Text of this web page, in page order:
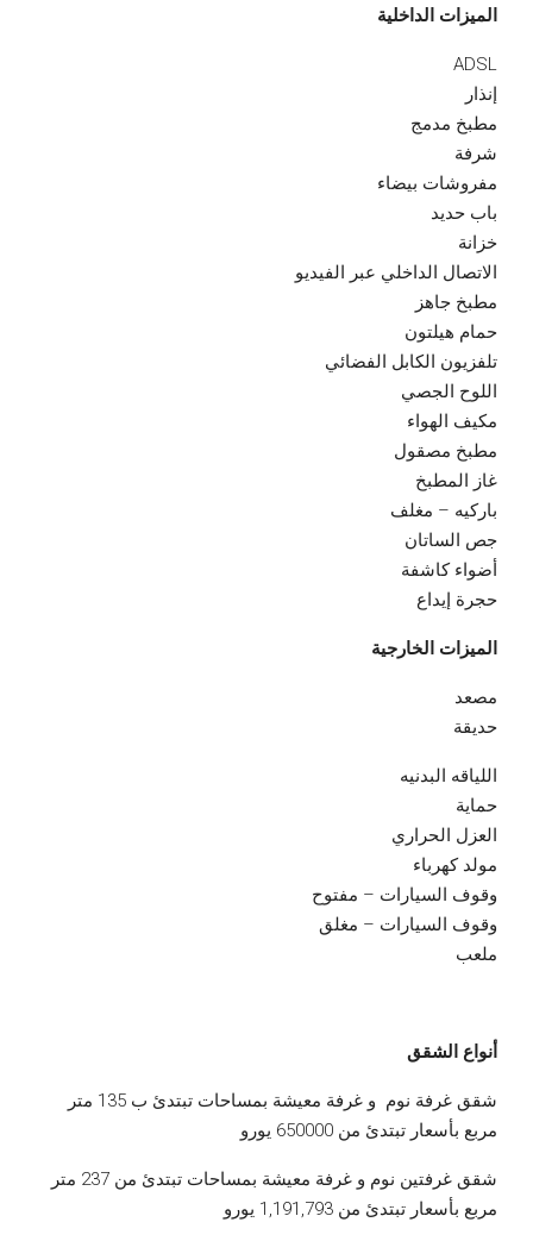
الميزات الداخلية
ADSL
إنذار
مطبخ مدمج
شرفة
مفروشات بيضاء
باب حديد
خزانة
الاتصال الداخلي عبر الفيديو
مطبخ جاهز
حمام هيلتون
تلفزيون الكابل الفضائي
اللوح الجصي
مكيف الهواء
مطبخ مصقول
غاز المطبخ
باركيه – مغلف
جص الساتان
أضواء كاشفة
حجرة إيداع
الميزات الخارجية
مصعد
حديقة
اللياقه البدنيه
حماية
العزل الحراري
مولد كهرباء
وقوف السيارات – مفتوح
وقوف السيارات – مغلق
ملعب
أنواع الشقق
شقق غرفة نوم و غرفة معيشة بمساحات تبتدئ ب 135 متر
مربع بأسعار تبتدئ من 650000 يورو
شقق غرفتين نوم و غرفة معيشة بمساحات تبتدئ من 237 متر
مربع بأسعار تبتدئ من 1,191,793 يورو